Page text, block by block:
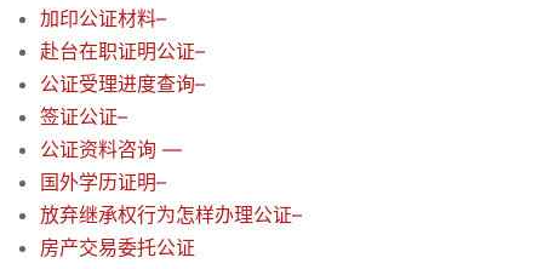
加印公证材料–
赴台在职证明公证–
公证受理进度查询–
签证公证–
公证资料咨询 —
国外学历证明–
放弃继承权行为怎样办理公证–
房产交易委托公证